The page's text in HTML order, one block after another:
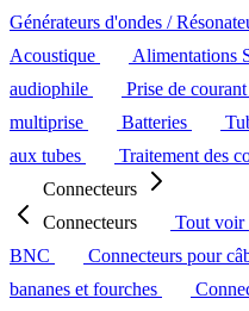
Générateurs d'ondes /
Acoustique
Alimentations
audiophile
Prise de
multiprise
Batteries
aux tubes
Traitement des
Connecteurs
Connecteurs
Tout voir
BNC
Connecteurs pour
bananes et fourches